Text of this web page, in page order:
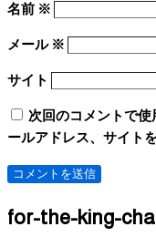
名前 ※
メール ※
サイト
次回のコメントで
ールアドレス、サイト
for-the-king-